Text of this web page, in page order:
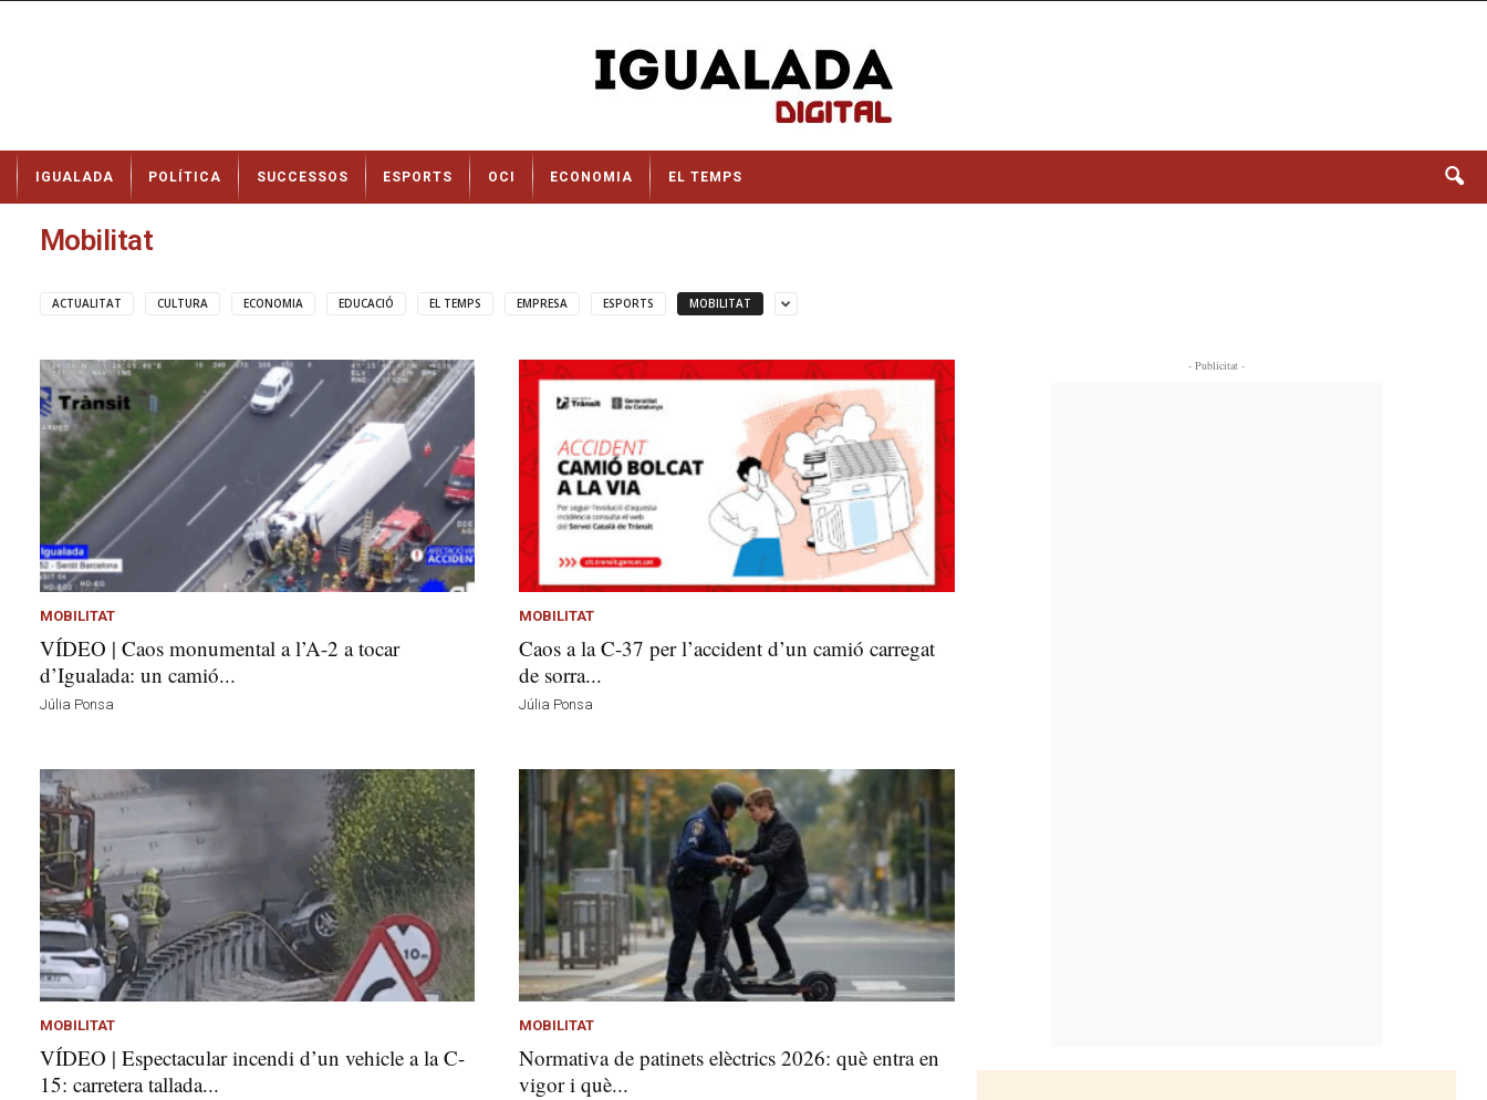
t
IGUALADA POLÍTICA SUCCESSOS ESPORTS OCI ECONOMIA EL TEMPS
Mobilitat
ACTUALITAT CULTURA ECONOMIA EDUCACIÓ EL TEMPS EMPRESA ESPORTS MOBILITAT
MOBILITAT
VÍDEO | Caos monumental a l’A-2 a tocar
d’Igualada: un camió...
Júlia Ponsa
MOBILITAT
Caos a la C-37 per l’accident d’un camió carregat
de sorra...
Júlia Ponsa
MOBILITAT
VÍDEO | Espectacular incendi d’un vehicle a la C-
15: carretera tallada...
MOBILITAT
Normativa de patinets elèctrics 2026: què entra en
vigor i què...
- Publicitat -